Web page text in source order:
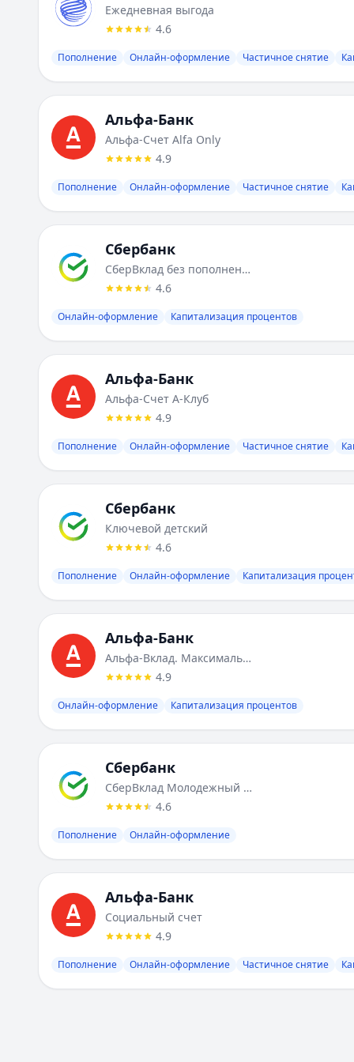
-1095мес.
Альфа-Банк:Альфа-Счет А-Клуб
RUB
Лимит:
1-
Сбербанк: Ключевой детский
RUB
5 000 000₽
Ставка от:15.5%
182
Валюта:
50 000-
Ставка от:6.62
мес.
Сбербанк:СберВклад Молодежный с пополнением (% в
Валюта:
10 000-200 000₽
Ставка от:5.3%
- 1095
мес.
Альфа-Банк:Социальный счет
-50 000₽
Ставка от:8.5%
-мес.
Ежедневная выгода
4.6
Пополнение Онлайн-оформление Частичное снятие
Альфа-Банк
Альфа-Счет Alfa Only
4.9
Пополнение Онлайн-оформление Частичное снятие
Сбербанк
СберВклад без пополнения (% ежемесячно)
4.6
Онлайн-оформление Капитализация процентов
Альфа-Банк
Альфа-Счет А-Клуб
4.9
Пополнение Онлайн-оформление Частичное снятие
Сбербанк
Ключевой детский
4.6
Пополнение Онлайн-оформление Капитализация
Альфа-Банк
Альфа-Вклад. Максимальный
4.9
Онлайн-оформление Капитализация процентов
Сбербанк
СберВклад Молодежный с пополнением (% в конце срока)
4.6
Пополнение Онлайн-оформление
Альфа-Банк
Социальный счет
4.9
Пополнение Онлайн-оформление Частичное снятие